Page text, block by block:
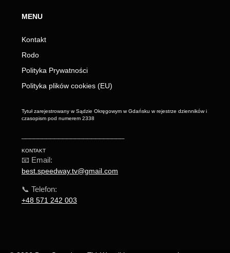
MENU
Kontakt
Rodo
Polityka Prywatności
Polityka plików cookies (EU)
Tytuł zarejestrowany w Sądzie Okręgowym w Gdańsku w rejestrze dzienników i
czasopism pod numerem 2338
KONTAKT
📧 Email:
best.speedway.tv@gmail.com
📞 Telefon:
+48 571 242 003